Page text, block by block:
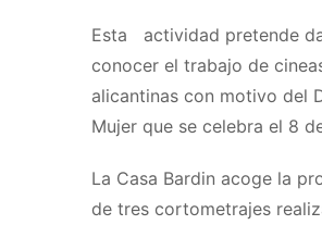
Esta actividad pretende
conocer el trabajo de
alicantinas con motivo del
Mujer que se celebra el 8
La Casa Bardin acoge la
de tres cortometrajes